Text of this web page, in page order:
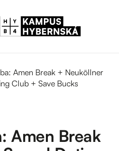
Amen Break + Neuköllner
Club + Save Bucks
Amen Break